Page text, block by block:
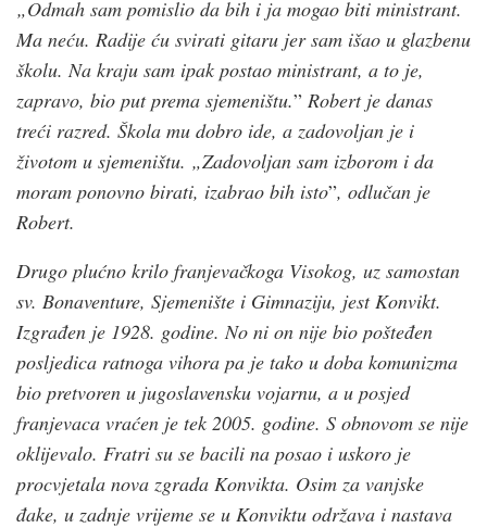
„Odmah sam pomislio da bih i ja mogao biti ministrant.
Ma neću. Radije ću svirati gitaru jer sam išao u glazbenu
školu. Na kraju sam ipak postao ministrant, a to je,
zapravo, bio put prema sjemeništu.” Robert je danas
treći razred. Škola mu dobro ide, a zadovoljan je i
životom u sjemeništu. „Zadovoljan sam izborom i da
moram ponovno birati, izabrao bih isto”, odlučan je
Robert.
Drugo plućno krilo franjevačkoga Visokog, uz samostan
sv. Bonaventure, Sjemenište i Gimnaziju, jest Konvikt.
Izgrađen je 1928. godine. No ni on nije bio pošteđen
posljedica ratnoga vihora pa je tako u doba komunizma
bio pretvoren u jugoslavensku vojarnu, a u posjed
franjevaca vraćen je tek 2005. godine. S obnovom se nije
oklijevalo. Fratri su se bacili na posao i uskoro je
procvjetala nova zgrada Konvikta. Osim za vanjske
đake, u zadnje vrijeme se u Konviktu održava i nastava